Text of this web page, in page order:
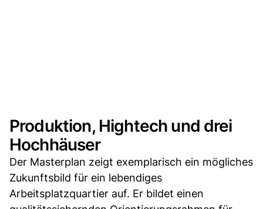
Produktion, Hightech und drei
Hochhäuser
Der Masterplan zeigt exemplarisch ein mögliches
Zukunftsbild für ein lebendiges
Arbeitsplatzquartier auf. Er bildet einen